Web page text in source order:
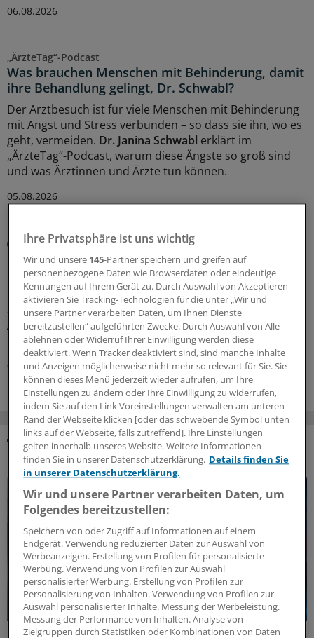
06.08.2026
„ÄrzteTag“-Podcast
Was brauchen Menschen mit Behinderung, damit
ihre Behandlung gelingt, Dr. Schwabl?
Der Arztbesuch ist für viele Menschen mit Behinderung
mit Angst und Stress verbunden – so dass sie ihn, wo es
geht, vermeiden. Dr. Janina Schwabl erklärt im
„ÄrzteTag“-Podcast, warum diese Ängste so groß sind
und was Ärztinnen und Ärzte tun können.
05.08.2026
Diskriminierung
Rassismus in der Praxis: Neuer Leitfaden klärt
über rechtliche Handlungsmöglichkeiten auf
Ein neuer Leitfaden der Charité Berlin beleuchtet
anhand realer Fälle die rechtliche Verantwortung von
Arztpraxen bei Diskriminierung und zeigt auf, welche
Handlungsmöglichkeiten es gibt.
05.08.2026
DAS KÖNNTE SIE AUCH INTERESSIEREN
Ihre Privatsphäre ist uns wichtig
Wir und unsere 145-Partner speichern und greifen auf
personenbezogene Daten wie Browserdaten oder eindeutige
Kennungen auf Ihrem Gerät zu. Durch Auswahl von Akzeptieren
aktivieren Sie Tracking-Technologien für die unter „Wir und
unsere Partner verarbeiten Daten, um Ihnen Dienste
bereitzustellen“ aufgeführten Zwecke. Durch Auswahl von Alle
ablehnen oder Widerruf Ihrer Einwilligung werden diese
deaktiviert. Wenn Tracker deaktiviert sind, sind manche Inhalte
und Anzeigen möglicherweise nicht mehr so relevant für Sie. Sie
können dieses Menü jederzeit wieder aufrufen, um Ihre
Einstellungen zu ändern oder Ihre Einwilligung zu widerrufen,
indem Sie auf den Link Voreinstellungen verwalten am unteren
Rand der Webseite klicken [oder das schwebende Symbol unten
links auf der Webseite, falls zutreffend]. Ihre Einstellungen
gelten innerhalb unseres Website. Weitere Informationen
finden Sie in unserer Datenschutzerklärung. Details finden Sie
in unserer Datenschutzerklärung.
Wir und unsere Partner verarbeiten Daten, um
Folgendes bereitzustellen:
Speichern von oder Zugriff auf Informationen auf einem
Endgerät. Verwendung reduzierter Daten zur Auswahl von
Werbeanzeigen. Erstellung von Profilen für personalisierte
Werbung. Verwendung von Profilen zur Auswahl
personalisierter Werbung. Erstellung von Profilen zur
Personalisierung von Inhalten. Verwendung von Profilen zur
Auswahl personalisierter Inhalte. Messung der Werbeleistung.
Messung der Performance von Inhalten. Analyse von
Zielgruppen durch Statistiken oder Kombinationen von Daten